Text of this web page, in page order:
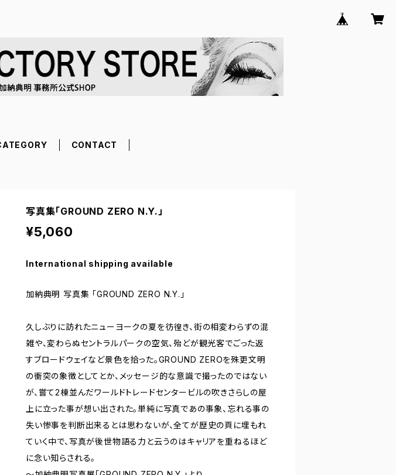
CONTACT
写真集「GROUND ZERO N.Y.」
¥5,060
International shipping available
加納典明 写真集 「GROUND ZERO N.Y.」
久しぶりに訪れたニューヨークの夏を彷徨き、街の相変わらずの混
雑や、変わらぬセントラルパークの空気、殆どが観光客でごった返
すブロードウェイなど景色を拾った。GROUND ZEROを殊更文明
の衝突の象徴としてとか、メッセージ的な意識で撮ったのではない
が、嘗て2棟並んだワールドトレードセンタービルの吹きさらしの屋
上に立った事が想い出された。単純に写真であの事象、忘れる事の
失い惨事を判断出来るとは思わないが、全てが歴史の頁に埋もれ
ていく中で、写真が後世物語る力と云うのはキャリアを重ねるほど
に念い知らされる。